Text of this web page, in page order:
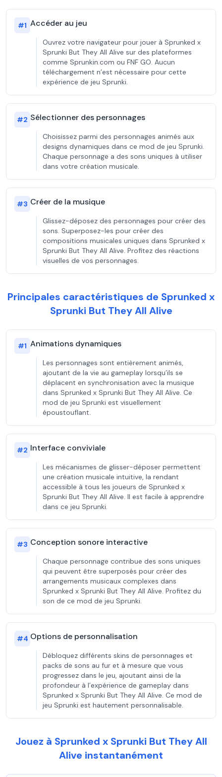
#1 Accéder au jeu
Ouvrez votre navigateur pour jouer à Sprunked x
Sprunki But They All Alive sur des plateformes
comme Sprunkin.com ou FNF GO. Aucun
téléchargement n’est nécessaire pour cette
expérience de jeu Sprunki.
#2 Sélectionner des personnages
Choisissez parmi des personnages animés aux
designs dynamiques dans ce mod de jeu Sprunki.
Chaque personnage a des sons uniques à utiliser
dans votre création musicale.
#3 Créer de la musique
Glissez-déposez des personnages pour créer des
sons. Superposez-les pour créer des
compositions musicales uniques dans Sprunked x
Sprunki But They All Alive. Profitez des réactions
visuelles de vos personnages.
Principales caractéristiques de Sprunked x
Sprunki But They All Alive
#1 Animations dynamiques
Les personnages sont entièrement animés,
ajoutant de la vie au gameplay lorsqu’ils se
déplacent en synchronisation avec la musique
dans Sprunked x Sprunki But They All Alive. Ce
mod de jeu Sprunki est visuellement
époustouflant.
#2 Interface conviviale
Les mécanismes de glisser-déposer permettent
une création musicale intuitive, la rendant
accessible à tous les joueurs de Sprunked x
Sprunki But They All Alive. Il est facile à apprendre
dans ce jeu Sprunki.
#3 Conception sonore interactive
Chaque personnage contribue des sons uniques
qui peuvent être superposés pour créer des
arrangements musicaux complexes dans
Sprunked x Sprunki But They All Alive. Profitez du
son de ce mod de jeu Sprunki.
#4 Options de personnalisation
Débloquez différents skins de personnages et
packs de sons au fur et à mesure que vous
progressez dans le jeu, ajoutant ainsi de la
profondeur à l’expérience de gameplay dans
Sprunked x Sprunki But They All Alive. Ce mod de
jeu Sprunki est hautement personnalisable.
Jouez à Sprunked x Sprunki But They All
Alive instantanément